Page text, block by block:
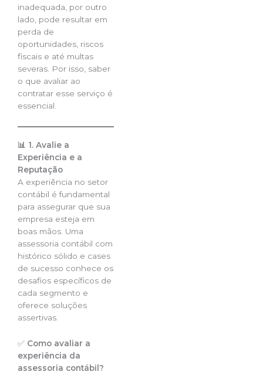
inadequada, por outro
lado, pode resultar em
perda de
oportunidades, riscos
fiscais e até multas
severas. Por isso, saber
o que avaliar ao
contratar esse serviço é
essencial.
📊 1. Avalie a
Experiência e a
Reputação
A experiência no setor
contábil é fundamental
para assegurar que sua
empresa esteja em
boas mãos. Uma
assessoria contábil com
histórico sólido e cases
de sucesso conhece os
desafios específicos de
cada segmento e
oferece soluções
assertivas.
✅ Como avaliar a
experiência da
assessoria contábil?